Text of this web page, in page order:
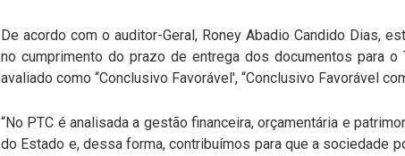
De acordo com o auditor-Geral, Roney Abadio Candido Dias,
no cumprimento do prazo de entrega dos documentos para
avaliado como “Conclusivo Favorável', “Conclusivo Favorável
“No PTC é analisada a gestão financeira, orçamentária e
do Estado e, dessa forma, contribuímos para que a sociedade